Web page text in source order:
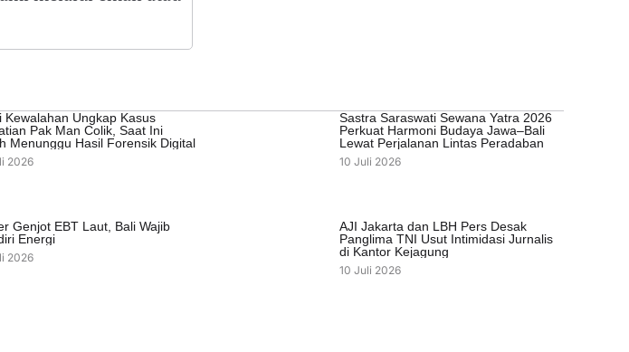
Kewalahan Ungkap Kasus
Pak Man Colik, Saat Ini
Menunggu Hasil Forensik Digital
2026
Sastra Saraswati Sewana Yatra 2026
Perkuat Harmoni Budaya Jawa–Bali
Lewat Perjalanan Lintas Peradaban
10 Juli 2026
Genjot EBT Laut, Bali Wajib
Energi
2026
AJI Jakarta dan LBH Pers Desak
Panglima TNI Usut Intimidasi Jurnalis
di Kantor Kejagung
10 Juli 2026